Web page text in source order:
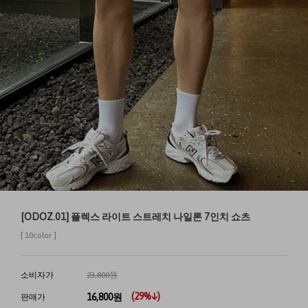
[ODOZ.01] 플렉스 라이트 스트레치 나일론 7인치 쇼츠
[ 10color ]
소비자가 23,800원
판매가 16,800원 (29%↓)